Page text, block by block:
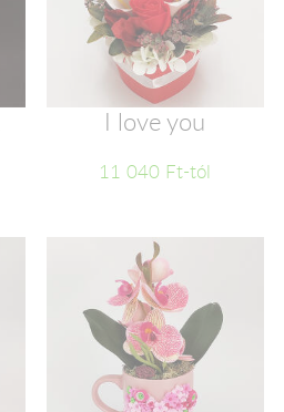
I love you
11 040 Ft-tól